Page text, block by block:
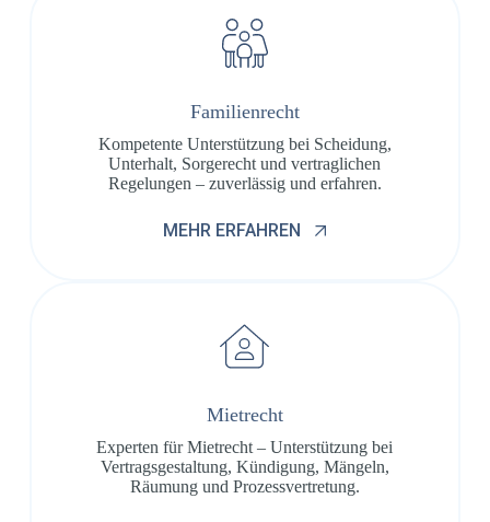
Familienrecht
Kompetente Unterstützung bei Scheidung,
Unterhalt, Sorgerecht und vertraglichen
Regelungen – zuverlässig und erfahren.
MEHR ERFAHREN
Mietrecht
Experten für Mietrecht – Unterstützung bei
Vertragsgestaltung, Kündigung, Mängeln,
Räumung und Prozessvertretung.